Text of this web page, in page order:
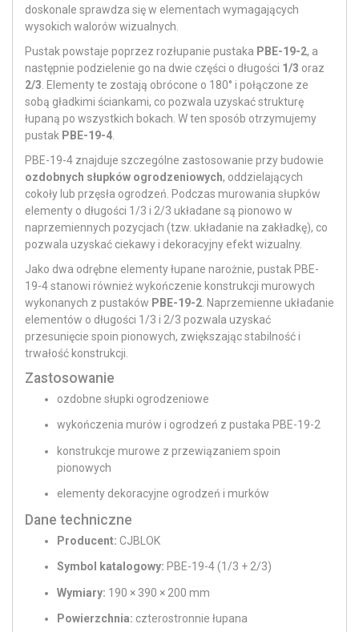
doskonale sprawdza się w elementach wymagających
wysokich walorów wizualnych.
Pustak powstaje poprzez rozłupanie pustaka PBE-19-2, a
następnie podzielenie go na dwie części o długości 1/3 oraz
2/3 . Elementy te zostają obrócone o 180° i połączone ze
sobą gładkimi ściankami, co pozwala uzyskać strukturę
łupaną po wszystkich bokach. W ten sposób otrzymujemy
pustak PBE-19-4
PBE-19-4 znajduje szczególne zastosowanie przy budowie
ozdobnych słupków ogrodzeniowych, oddzielających
cokoły lub przęsła ogrodzeń. Podczas murowania słupków
elementy o długości 1/3 i 2/3 układane są pionowo w
naprzemiennych pozycjach (tzw. układanie na zakładkę), co
pozwala uzyskać ciekawy i dekoracyjny efekt wizualny.
Jako dwa odrębne elementy łupane narożnie, pustak PBE-
19-4 stanowi również wykończenie konstrukcji murowych
wykonanych z pustaków PBE-19-2 . Naprzemienne układanie
elementów o długości 1/3 i 2/3 pozwala uzyskać
przesunięcie spoin pionowych, zwiększając stabilność i
trwałość konstrukcji.
Zastosowanie
ozdobne słupki ogrodzeniowe
wykończenia murów i ogrodzeń z pustaka PBE-19-2
konstrukcje murowe z przewiązaniem spoin
pionowych
elementy dekoracyjne ogrodzeń i murków
Dane techniczne
Producent: CJBLOK
Symbol katalogowy: PBE-19-4 (1/3 + 2/3)
Wymiary: 190 × 390 × 200 mm
Powierzchnia: czterostronnie łupana